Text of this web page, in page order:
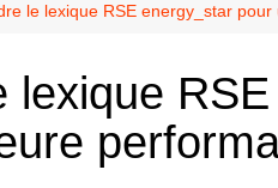
le lexique RSE energy_star
lexique